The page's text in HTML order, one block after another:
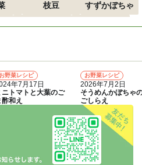
枝豆
すずかぼちゃ
4
お野菜レシピ
年7月17日
ニトマトと大葉のご
酢和え
5
お野菜レシピ
2026年7月2日
そうめんかぼちゃ
ごしらえ